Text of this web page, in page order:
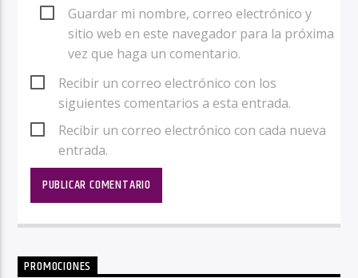
Guardar mi nombre, correo electrónico y
sitio web en este navegador para la próxima
vez que haga un comentario.
Recibir un correo electrónico con los
siguientes comentarios a esta entrada.
Recibir un correo electrónico con cada nueva
entrada.
PROMOCIONES